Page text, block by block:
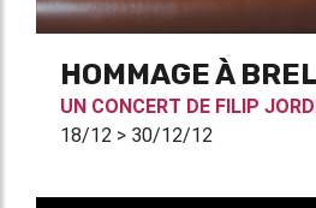
HOMMAGE À BREL
UN CONCERT DE FILIP
18/12 > 30/12/12